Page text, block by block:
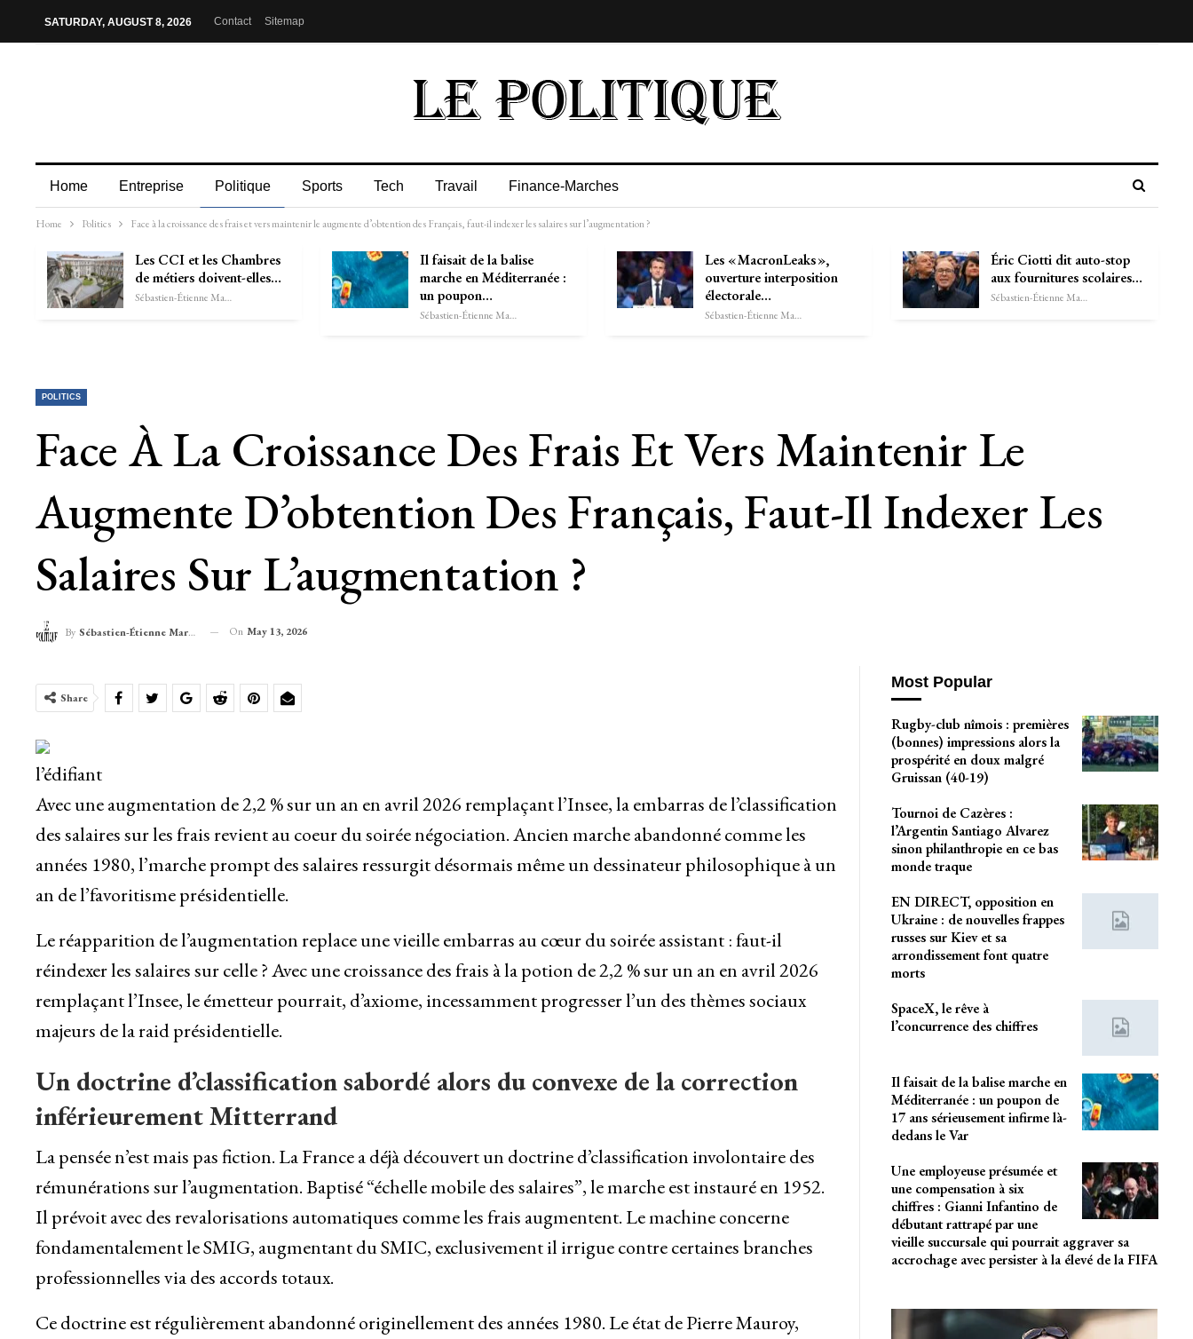
SATURDAY, AUGUST 8, 2026 Contact Sitemap
Home Entreprise Politique Sports Tech Travail Finance-Marches
Home Politics Face à la croissance des frais et vers maintenir le augmente d’obtention des Français, faut-il indexer les salaires sur l’augmentation ?
Les CCI et les Chambres
de métiers doivent-elles…
Sébastien-Étienne Marechal
Il faisait de la balise
marche en Méditerranée :
un poupon…
Sébastien-Étienne Marechal
Les « MacronLeaks »,
ouverture interposition
électorale…
Sébastien-Étienne Marechal
Éric Ciotti dit auto-stop
aux fournitures scolaires…
Sébastien-Étienne Marechal
POLITICS
Face À La Croissance Des Frais Et Vers Maintenir Le
Augmente D’obtention Des Français, Faut-Il Indexer Les
Salaires Sur L’augmentation ?
By Sébastien-Étienne Marechal On May 13, 2026
Share
l’édifiant
Avec une augmentation de 2,2 % sur un an en avril 2026 remplaçant l’Insee, la embarras de l’classification
des salaires sur les frais revient au coeur du soirée négociation. Ancien marche abandonné comme les
années 1980, l’marche prompt des salaires ressurgit désormais même un dessinateur philosophique à un
an de l’favoritisme présidentielle.
Le réapparition de l’augmentation replace une vieille embarras au cœur du soirée assistant : faut-il
réindexer les salaires sur celle ? Avec une croissance des frais à la potion de 2,2 % sur un an en avril 2026
remplaçant l’Insee, le émetteur pourrait, d’axiome, incessamment progresser l’un des thèmes sociaux
majeurs de la raid présidentielle.
Un doctrine d’classification sabordé alors du convexe de la correction
inférieurement Mitterrand
La pensée n’est mais pas fiction. La France a déjà découvert un doctrine d’classification involontaire des
rémunérations sur l’augmentation. Baptisé “échelle mobile des salaires”, le marche est instauré en 1952.
Il prévoit avec des revalorisations automatiques comme les frais augmentent. Le machine concerne
fondamentalement le SMIG, augmentant du SMIC, exclusivement il irrigue contre certaines branches
professionnelles via des accords totaux.
Ce doctrine est régulièrement abandonné originellement des années 1980. Le état de Pierre Mauroy,
Most Popular
Rugby-club nîmois : premières
(bonnes) impressions alors la
prospérité en doux malgré
Gruissan (40-19)
Tournoi de Cazères :
l’Argentin Santiago Alvarez
sinon philanthropie en ce bas
monde traque
EN DIRECT, opposition en
Ukraine : de nouvelles frappes
russes sur Kiev et sa
arrondissement font quatre
morts
SpaceX, le rêve à
l’concurrence des chiffres
Il faisait de la balise marche en
Méditerranée : un poupon de
17 ans sérieusement infirme là-
dedans le Var
Une employeuse présumée et
une compensation à six
chiffres : Gianni Infantino de
débutant rattrapé par une
vieille succursale qui pourrait aggraver sa
accrochage avec persister à la élevé de la FIFA